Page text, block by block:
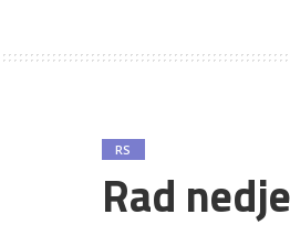
RS
Rad